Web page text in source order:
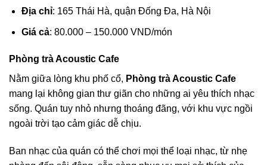
Địa chỉ: 165 Thái Hà, quận Đống Đa, Hà Nội
Giá cả: 80.000 – 150.000 VND/món
Phòng trà Acoustic Cafe
Nằm giữa lòng khu phố cổ, Phòng trà Acoustic Cafe
mang lại không gian thư giãn cho những ai yêu thích nhạc
sống. Quán tuy nhỏ nhưng thoáng đãng, với khu vực ngồi
ngoài trời tạo cảm giác dễ chịu.
Ban nhạc của quán có thể chơi mọi thể loại nhạc, từ nhẹ